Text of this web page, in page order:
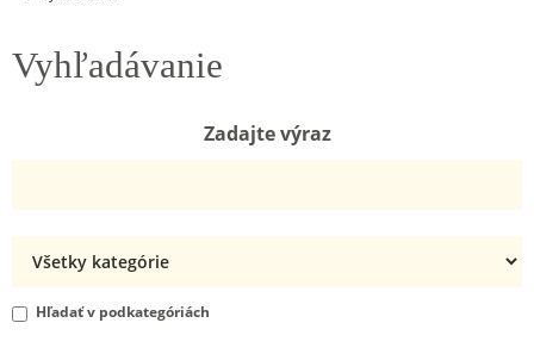
Vyhľadávanie
Zadajte výraz
Hľadať v podkategóriách